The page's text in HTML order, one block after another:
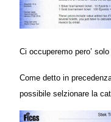
Ci occuperemo pero’
Come detto in
possibile selzionare la